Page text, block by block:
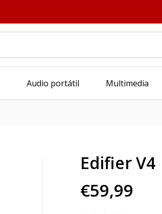
Audio portátil Multimedia
Edifier V4
€59,99